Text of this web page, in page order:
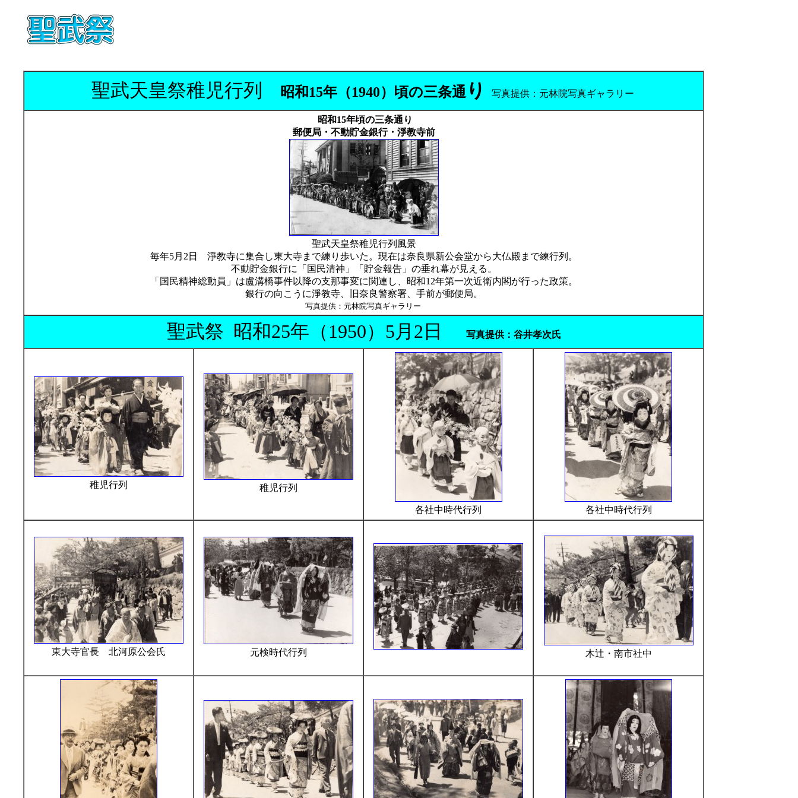
聖武天皇祭稚児行列 昭和15年（1940）頃の三条通 り 写真提供：元林院写真ギャラリー
昭和15年頃の三条通り
郵便局・不動貯金銀行・淨教寺前
聖武天皇祭稚児行列風景
毎年5月2日 淨教寺に集合し東大寺まで練り歩いた。現在は奈良県新公会堂から大仏殿まで練行列。
不動貯金銀行に「国民清神」「貯金報告」の垂れ幕が見える。
「国民精神総動員」は盧溝橋事件以降の支那事変に関連し、昭和12年第一次近衛内閣が行った政策。
銀行の向こうに淨教寺、旧奈良警察署、手前が郵便局。
写真提供：元林院写真ギャラリー
聖武祭 昭和25年（1950）5月2日 写真提供：谷井孝次氏
稚児行列 稚児行列
各社中時代行列 各社中時代行列
東大寺官長 北河原公会氏 元検時代行列 木辻・南市社中